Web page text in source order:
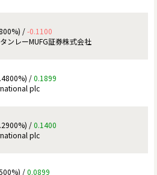
/-0.1100
ンレーMUFG証券株式会社
/0.1899
plc
/0.1400
plc
/0.0899